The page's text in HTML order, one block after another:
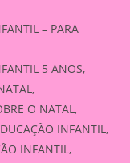
– PARA
5 ANOS,
O NATAL,
INFANTIL,
INFANTIL,